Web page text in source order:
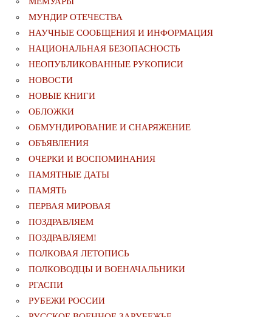
МУНДИР ОТЕЧЕСТВА
НАУЧНЫЕ СООБЩЕНИЯ И ИНФОРМАЦИЯ
НАЦИОНАЛЬНАЯ БЕЗОПАСНОСТЬ
НЕОПУБЛИКОВАННЫЕ РУКОПИСИ
НОВОСТИ
НОВЫЕ КНИГИ
ОБЛОЖКИ
ОБМУНДИРОВАНИЕ И СНАРЯЖЕНИЕ
ОБЪЯВЛЕНИЯ
ОЧЕРКИ И ВОСПОМИНАНИЯ
ПАМЯТНЫЕ ДАТЫ
ПАМЯТЬ
ПЕРВАЯ МИРОВАЯ
ПОЗДРАВЛЯЕМ
ПОЗДРАВЛЯЕМ!
ПОЛКОВАЯ ЛЕТОПИСЬ
ПОЛКОВОДЦЫ И ВОЕНАЧАЛЬНИКИ
РГАСПИ
РУБЕЖИ РОССИИ